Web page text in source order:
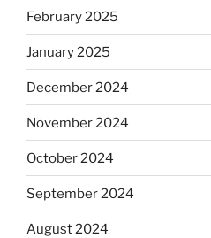
February 2025
January 2025
December 2024
November 2024
October 2024
September 2024
August 2024